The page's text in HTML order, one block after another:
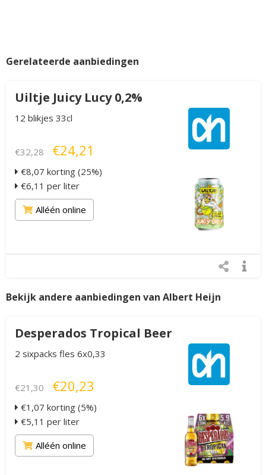
Gerelateerde aanbiedingen
Uiltje Juicy Lucy 0,2%
12 blikjes 33cl
€32,28 €24,21
€8,07 korting (25%)
€6,11 per liter
Alléén online
Bekijk andere aanbiedingen van Albert Heijn
Desperados Tropical Beer
2 sixpacks fles 6x0,33
€21,30 €20,23
€1,07 korting (5%)
€5,11 per liter
Alléén online